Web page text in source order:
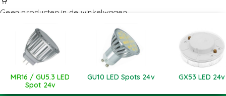
Geen producten in de winkelwagen.
MR16 / GU5.3 LED
Spot 24v
GU10 LED Spots 24v GX53 LED 24v